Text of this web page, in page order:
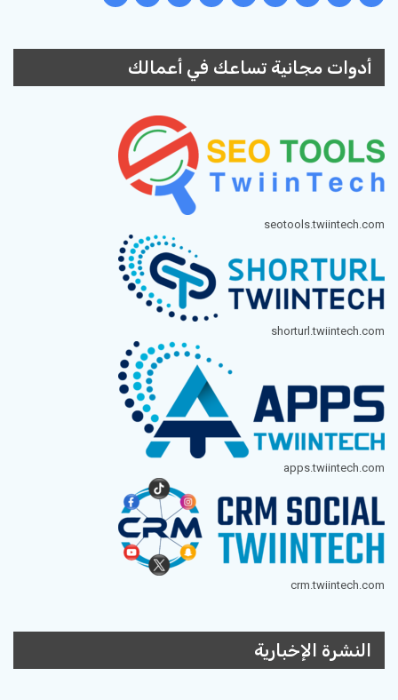
أدوات مجانية تساعك في أعمالك
seotools.twiintech.com
shorturl.twiintech.com
apps.twiintech.com
crm.twiintech.com
النشرة الإخبارية